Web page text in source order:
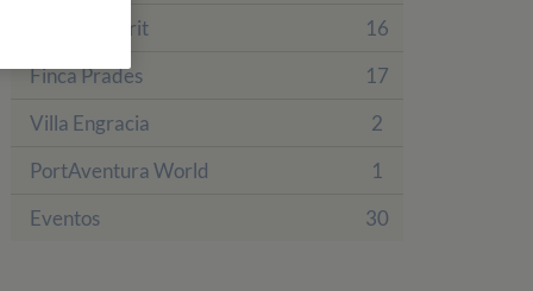
Finca Tamarit
16
Finca Prades
17
Villa Engracia
2
PortAventura World
1
Eventos
30